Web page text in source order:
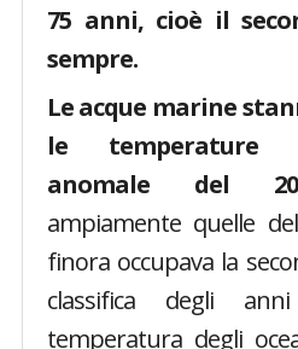
75 anni, cioè il
sempre.
Le acque marine
le temperature
anomale del
ampiamente quelle
finora occupava la
classifica degli
temperatura degli